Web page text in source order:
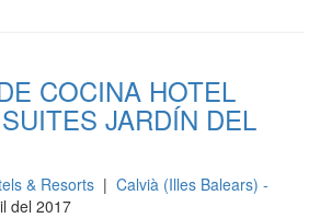
COCINA HOTEL
JARDÍN DEL
& Resorts | Calvià (Illes Balears) -
del 2017